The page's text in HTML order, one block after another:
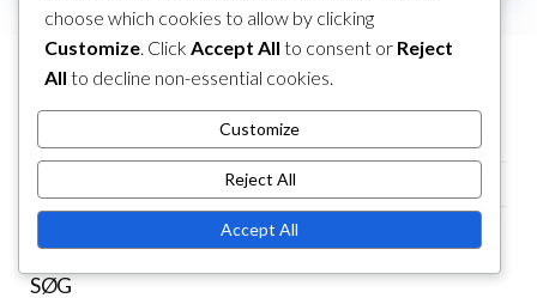
Vores historie
SØG
choose which cookies to allow by clicking
Customize. Click Accept All to consent or Reject
All to decline non-essential cookies.
Customize
Reject All
Accept All